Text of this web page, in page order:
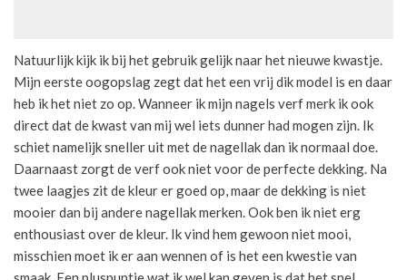
Natuurlijk kijk ik bij het gebruik gelijk naar het nieuwe kwastje.
Mijn eerste oogopslag zegt dat het een vrij dik model is en daar
heb ik het niet zo op. Wanneer ik mijn nagels verf merk ik ook
direct dat de kwast van mij wel iets dunner had mogen zijn. Ik
schiet namelijk sneller uit met de nagellak dan ik normaal doe.
Daarnaast zorgt de verf ook niet voor de perfecte dekking. Na
twee laagjes zit de kleur er goed op, maar de dekking is niet
mooier dan bij andere nagellak merken. Ook ben ik niet erg
enthousiast over de kleur. Ik vind hem gewoon niet mooi,
misschien moet ik er aan wennen of is het een kwestie van